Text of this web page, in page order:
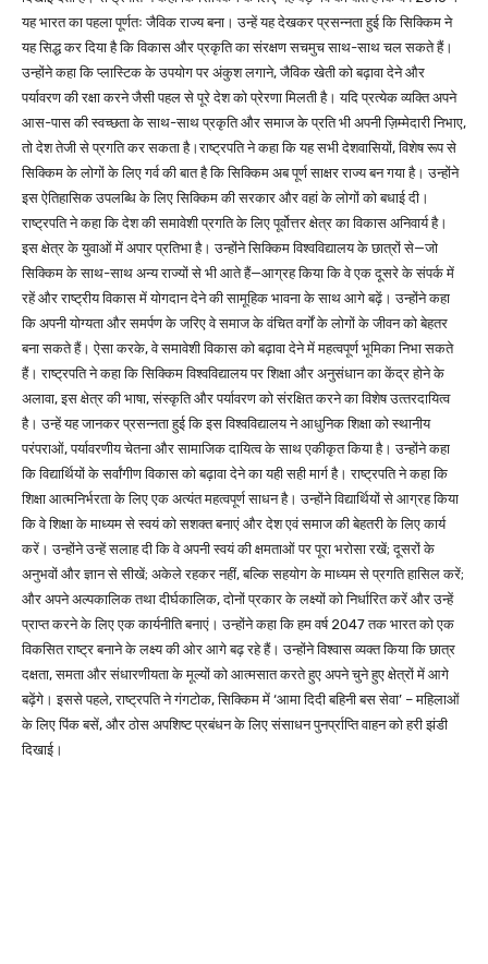
यह भारत का पहला पूर्णतः जैविक राज्य बना। उन्हें यह देखकर प्रसन्नता हुई कि सिक्किम ने
यह सिद्ध कर दिया है कि विकास और प्रकृति का संरक्षण सचमुच साथ-साथ चल सकते हैं।
उन्होंने कहा कि प्लास्टिक के उपयोग पर अंकुश लगाने, जैविक खेती को बढ़ावा देने और
पर्यावरण की रक्षा करने जैसी पहल से पूरे देश को प्रेरणा मिलती है। यदि प्रत्येक व्यक्ति अपने
आस-पास की स्वच्छता के साथ-साथ प्रकृति और समाज के प्रति भी अपनी ज़िम्मेदारी निभाए,
तो देश तेजी से प्रगति कर सकता है।राष्ट्रपति ने कहा कि यह सभी देशवासियों, विशेष रूप से
सिक्किम के लोगों के लिए गर्व की बात है कि सिक्किम अब पूर्ण साक्षर राज्य बन गया है। उन्होंने
इस ऐतिहासिक उपलब्धि के लिए सिक्किम की सरकार और वहां के लोगों को बधाई दी।
राष्ट्रपति ने कहा कि देश की समावेशी प्रगति के लिए पूर्वोत्तर क्षेत्र का विकास अनिवार्य है।
इस क्षेत्र के युवाओं में अपार प्रतिभा है। उन्होंने सिक्किम विश्वविद्यालय के छात्रों से—जो
सिक्किम के साथ-साथ अन्य राज्यों से भी आते हैं—आग्रह किया कि वे एक दूसरे के संपर्क में
रहें और राष्ट्रीय विकास में योगदान देने की सामूहिक भावना के साथ आगे बढ़ें। उन्होंने कहा
कि अपनी योग्यता और समर्पण के जरिए वे समाज के वंचित वर्गों के लोगों के जीवन को बेहतर
बना सकते हैं। ऐसा करके, वे समावेशी विकास को बढ़ावा देने में महत्वपूर्ण भूमिका निभा सकते
हैं। राष्ट्रपति ने कहा कि सिक्किम विश्वविद्यालय पर शिक्षा और अनुसंधान का केंद्र होने के
अलावा, इस क्षेत्र की भाषा, संस्कृति और पर्यावरण को संरक्षित करने का विशेष उत्‍तरदायित्‍व
है। उन्हें यह जानकर प्रसन्नता हुई कि इस विश्वविद्यालय ने आधुनिक शिक्षा को स्थानीय
परंपराओं, पर्यावरणीय चेतना और सामाजिक दायित्व के साथ एकीकृ‍त किया है। उन्होंने कहा
कि विद्यार्थियों के सर्वांगीण विकास को बढ़ावा देने का यही सही मार्ग है। राष्ट्रपति ने कहा कि
शिक्षा आत्मनिर्भरता के लिए एक अत्यंत महत्वपूर्ण साधन है। उन्होंने विद्यार्थियों से आग्रह किया
कि वे शिक्षा के माध्यम से स्वयं को सशक्त बनाएं और देश एवं समाज की बेहतरी के लिए कार्य
करें। उन्होंने उन्हें सलाह दी कि वे अपनी स्‍वयं की क्षमताओं पर पूरा भरोसा रखें; दूसरों के
अनुभवों और ज्ञान से सीखें; अकेले रहकर नहीं, बल्कि सहयोग के माध्यम से प्रगति हासिल करें;
और अपने अल्पकालिक तथा दीर्घकालिक, दोनों प्रकार के लक्ष्यों को निर्धारित करें और उन्हें
प्राप्त करने के लिए एक कार्यनीति बनाएं। उन्होंने कहा कि हम वर्ष 2047 तक भारत को एक
विकसित राष्‍ट्र बनाने के लक्ष्य की ओर आगे बढ़ रहे हैं। उन्होंने विश्वास व्यक्त किया कि छात्र
दक्षता, समता और संधारणीयता के मूल्यों को आत्मसात करते हुए अपने चुने हुए क्षेत्रों में आगे
बढ़ेंगे। इससे पहले, राष्ट्रपति ने गंगटोक, सिक्किम में ‘आमा दिदी बहिनी बस सेवा’ – महिलाओं
के लिए पिंक बसें, और ठोस अपशिष्ट प्रबंधन के लिए संसाधन पुनर्प्राप्ति वाहन को हरी झंडी
दिखाई।